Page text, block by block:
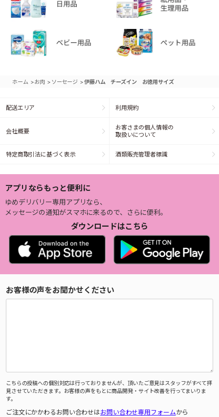
ホーム >お肉 > ソーセージ >伊藤ハム チーズイン お徳用サイズ
配送エリア 利用規約
会社概要
お客さまの個人情報の
取扱いについて
特定商取引法に基づく表示 酒類販売管理者標識
アプリならもっと便利に
ゆめデリバリー専用アプリなら、
メッセージの通知がスマホに来るので、さらに便利。
ダウンロードはこちら
お客様の声をお聞かせください
こちらの投稿への個別対応は行っておりませんが、頂いたご意見はスタッフがすべて拝
見させていただきます。お客様の声をもとに商品開発・サイト改善を行ってまいりま
す。
ご注文にかかわるお問い合わせはお問い合わせ専用フォームから